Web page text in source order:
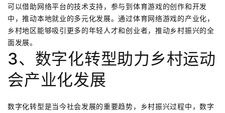
可以借助网络平台的技术支持，参与到体育游戏的创作和开发
中，推动本地就业的多元化发展。通过体育网络游戏的产业化，
乡村地区能够吸引更多的年轻人才和创业者，推动乡村振兴的全
面发展。
3、数字化转型助力乡村运动
会产业化发展
数字化转型是当今社会发展的重要趋势，乡村振兴过程中，数字